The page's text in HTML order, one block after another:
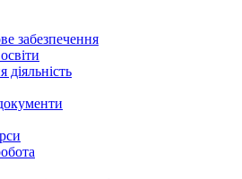
забезпечення
діяльність